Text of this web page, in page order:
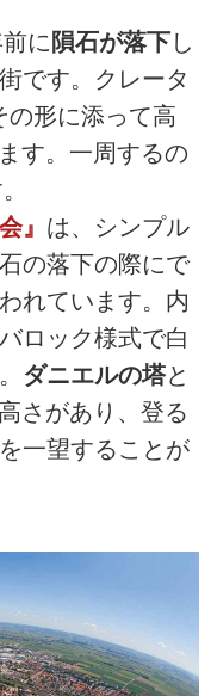
に 隕石が落下し
です。クレータ
の形に添って高
す。一周するの
』 は、シンプル
の落下の際にで
れています。内
ロック様式で白
ダニエルの塔と
さがあり、登る
一望することが